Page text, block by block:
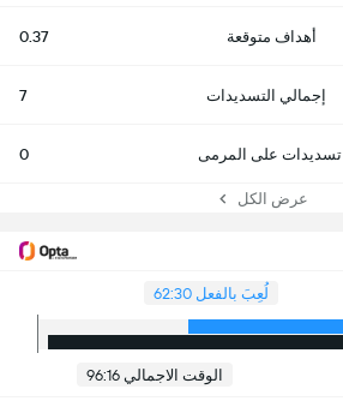
أهداف متوقعة 0.37
إجمالي التسديدات 7
تسديدات على المرمى 0
عرض الكل
لُعِبَ بالفعل 62:30
الوقت الاجمالي 96:16